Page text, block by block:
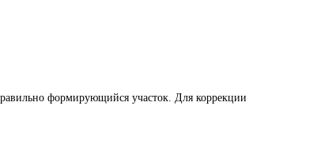
формирующийся участок. Для коррекции